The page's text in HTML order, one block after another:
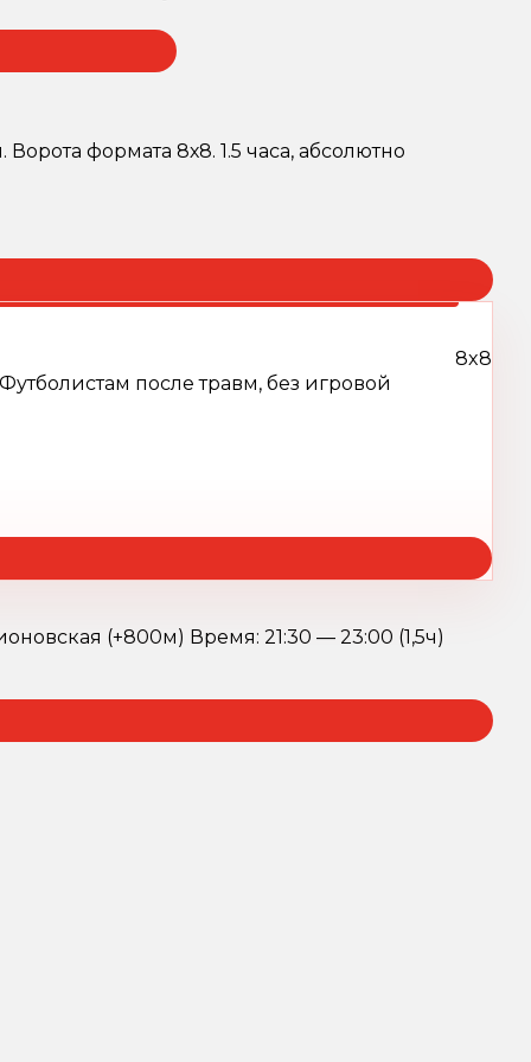
формата 8х8. 1.5 часа, абсолютно
8x8
после травм, без игровой
(+800м) Время: 21:30 — 23:00 (1,5ч)